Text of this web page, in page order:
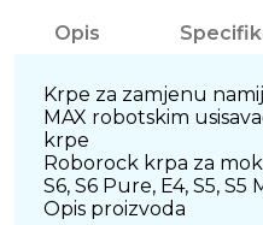
Opis
Krpe za zamjenu
MAX robotskim
krpe
Roborock krpa za
S6, S6 Pure, E4, S5, S5
Opis proizvoda